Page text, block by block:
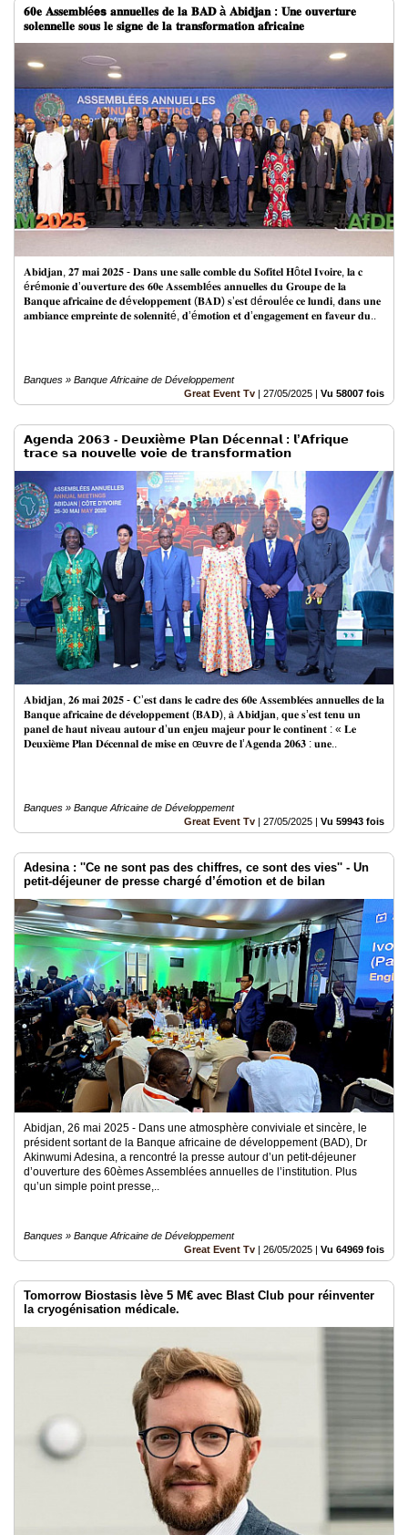
𝟔𝟎𝐞 𝐀𝐬𝐬𝐞𝐦𝐛𝗹é𝗲𝘀 𝐚𝐧𝐧𝐮𝐞𝐥𝐥𝐞𝐬 𝐝𝐞 𝐥𝐚 𝐁𝐀𝐃 à 𝐀𝐛𝐢𝐝𝐣𝐚𝐧 : 𝐔𝐧𝐞 𝐨𝐮𝐯𝐞𝐫𝐭𝐮𝐫𝐞
𝐬𝐨𝐥𝐞𝐧𝐧𝐞𝐥𝐥𝐞 𝐬𝐨𝐮𝐬 𝐥𝐞 𝐬𝐢𝐠𝐧𝐞 𝐝𝐞 𝐥𝐚 𝐭𝐫𝐚𝐧𝐬𝐟𝐨𝐫𝐦𝐚𝐭𝐢𝐨𝐧 𝐚𝐟𝐫𝐢𝐜𝐚𝐢𝐧𝐞
𝐀𝐛𝐢𝐝𝐣𝐚𝐧, 𝟐𝟕 𝐦𝐚𝐢 𝟐𝟎𝟐𝟓 - 𝐃𝐚𝐧𝐬 𝐮𝐧𝐞 𝐬𝐚𝐥𝐥𝐞 𝐜𝐨𝐦𝐛𝐥𝐞 𝐝𝐮 𝐒𝐨𝐟𝐢𝐭𝐞𝐥 𝐇ô𝐭𝐞𝐥 𝐈𝐯𝐨𝐢𝐫𝐞, 𝐥𝐚 𝐜​​​​​​
é𝐫é𝐦𝐨𝐧𝐢𝐞 𝐝’𝐨𝐮𝐯𝐞𝐫𝐭𝐮𝐫𝐞 𝐝𝐞𝐬 𝟔𝟎𝐞 𝐀𝐬𝐬𝐞𝐦𝐛𝐥é𝐞𝐬 𝐚𝐧𝐧𝐮𝐞𝐥𝐥𝐞𝐬 𝐝𝐮 𝐆𝐫𝐨𝐮𝐩𝐞 𝐝𝐞 𝐥𝐚
𝐁𝐚𝐧𝐪𝐮𝐞 𝐚𝐟𝐫𝐢𝐜𝐚𝐢𝐧𝐞 𝐝𝐞 𝐝é𝐯𝐞𝐥𝐨𝐩𝐩𝐞𝐦𝐞𝐧𝐭 (𝐁𝐀𝐃) 𝐬’𝐞𝐬𝐭 dé𝐫𝐨𝐮lé𝐞 𝐜𝐞 𝐥𝐮𝐧𝐝𝐢, 𝐝𝐚𝐧𝐬 𝐮𝐧𝐞
𝐚𝐦𝐛𝐢𝐚𝐧𝐜𝐞 𝐞𝐦𝐩𝐫𝐞𝐢𝐧𝐭𝐞 𝐝𝐞 𝐬𝐨𝐥𝐞𝐧𝐧𝐢𝐭é, 𝐝’é𝐦𝐨𝐭𝐢𝐨𝐧 𝐞𝐭 𝐝’𝐞𝐧𝐠𝐚𝐠𝐞𝐦𝐞𝐧𝐭 𝐞𝐧 𝐟𝐚𝐯𝐞𝐮𝐫 𝐝𝐮..
Banques » Banque Africaine de Développement
Great Event Tv | 27/05/2025 | Vu 58007 fois
𝗔𝗴𝗲𝗻𝗱𝗮 𝟮𝟬𝟲𝟯 - 𝗗𝗲𝘂𝘅𝗶è𝗺𝗲 𝗣𝗹𝗮𝗻 𝗗é𝗰𝗲𝗻𝗻𝗮𝗹 : 𝗹’𝗔𝗳𝗿𝗶𝗾𝘂𝗲
𝘁𝗿𝗮𝗰𝗲 𝘀𝗮 𝗻𝗼𝘂𝘃𝗲𝗹𝗹𝗲 𝘃𝗼𝗶𝗲 𝗱𝗲 𝘁𝗿𝗮𝗻𝘀𝗳𝗼𝗿𝗺𝗮𝘁𝗶𝗼𝗻
𝐀𝐛𝐢𝐝𝐣𝐚𝐧, 𝟐𝟔 𝐦𝐚𝐢 𝟐𝟎𝟐𝟓 - 𝐂’𝐞𝐬𝐭 𝐝𝐚𝐧𝐬 𝐥𝐞 𝐜𝐚𝐝𝐫𝐞 𝐝𝐞𝐬 𝟔𝟎𝐞 𝐀𝐬𝐬𝐞𝐦𝐛𝐥𝐞́𝐞𝐬 𝐚𝐧𝐧𝐮𝐞𝐥𝐥𝐞𝐬 𝐝𝐞 𝐥𝐚
𝐁𝐚𝐧𝐪𝐮𝐞 𝐚𝐟𝐫𝐢𝐜𝐚𝐢𝐧𝐞 𝐝𝐞 𝐝𝐞́𝐯𝐞𝐥𝐨𝐩𝐩𝐞𝐦𝐞𝐧𝐭 (𝐁𝐀𝐃), 𝐚̀ 𝐀𝐛𝐢𝐝𝐣𝐚𝐧, 𝐪𝐮𝐞 𝐬’𝐞𝐬𝐭 𝐭𝐞𝐧𝐮 𝐮𝐧
𝐩𝐚𝐧𝐞𝐥 𝐝𝐞 𝐡𝐚𝐮𝐭 𝐧𝐢𝐯𝐞𝐚𝐮 𝐚𝐮𝐭𝐨𝐮𝐫 𝐝’𝐮𝐧 𝐞𝐧𝐣𝐞𝐮 𝐦𝐚𝐣𝐞𝐮𝐫 𝐩𝐨𝐮𝐫 𝐥𝐞 𝐜𝐨𝐧𝐭𝐢𝐧𝐞𝐧𝐭 : « 𝐋𝐞
𝐃𝐞𝐮𝐱𝐢𝐞̀𝐦𝐞 𝐏𝐥𝐚𝐧 𝐃𝐞́𝐜𝐞𝐧𝐧𝐚𝐥 𝐝𝐞 𝐦𝐢𝐬𝐞 𝐞𝐧 œ𝐮𝐯𝐫𝐞 𝐝𝐞 𝐥’𝐀𝐠𝐞𝐧𝐝𝐚 𝟐𝟎𝟔𝟑 : 𝐮𝐧𝐞..
Banques » Banque Africaine de Développement
Great Event Tv | 27/05/2025 | Vu 59943 fois
Adesina : ''Ce ne sont pas des chiffres, ce sont des vies'' - Un
petit-déjeuner de presse chargé d’émotion et de bilan
Abidjan, 26 mai 2025 - Dans une atmosphère conviviale et sincère, le
président sortant de la Banque africaine de développement (BAD), Dr
Akinwumi Adesina, a rencontré la presse autour d’un petit-déjeuner
d’ouverture des 60èmes Assemblées annuelles de l’institution. Plus
qu’un simple point presse,..
Banques » Banque Africaine de Développement
Great Event Tv | 26/05/2025 | Vu 64969 fois
Tomorrow Biostasis lève 5 M€ avec Blast Club pour réinventer
la cryogénisation médicale.